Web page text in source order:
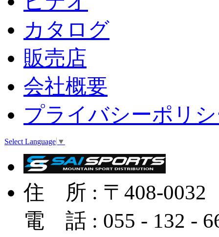
カタログ
販売店
会社概要
プライバシーポリ
Select Language ▼
住 所 : 〒408-0032
電 話 : 055 - 132 -